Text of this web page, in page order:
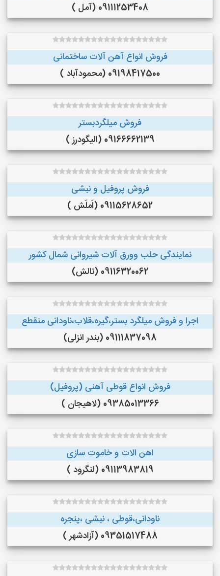
09111253408 (آمل )
فروش انواع آهن آلات ساختمانی
09198417500 (محمودآباد )
فروش میلگردبستر
09166662139 (الیگودرز )
فروش پروفیل و نبشی
09115628652 (اَملَش )
نمایندگی حلب وورق آلات شیروانی شمال کشور
09116320062 (تالش)
اجرا و فروش میلگرد بستر،گیره،قلاب،ناودانی منقطع
09111837098 (بندر انزلی)
فروش انواع قوطی آهنی (پروفیل)
09385013366 (لاهیجان )
اهن الات و خاموت سازی
09113983819 (لنگرود )
ناودانی،قوطی ، نبشی ،پنجره
09351517488 (آزادشهر )